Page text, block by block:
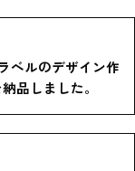
ベルのデザイン作
品しました。